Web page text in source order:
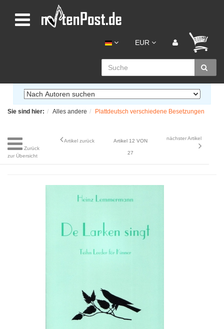
EUR
Sie sind hier: Alles andere Plattdeutsch verschiedene Besetzungen
Zurück
zur Übersicht
Artikel zurück Artikel 12 VON
27
nächster Artikel